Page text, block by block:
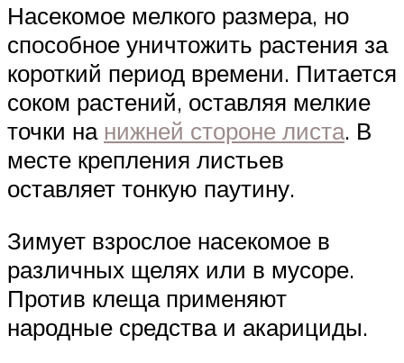
Насекомое мелкого размера, но
способное уничтожить растения за
короткий период времени. Питается
соком растений, оставляя мелкие
точки на нижней стороне листа. В
месте крепления листьев
оставляет тонкую паутину.
Зимует взрослое насекомое в
различных щелях или в мусоре.
Против клеща применяют
народные средства и акарициды.